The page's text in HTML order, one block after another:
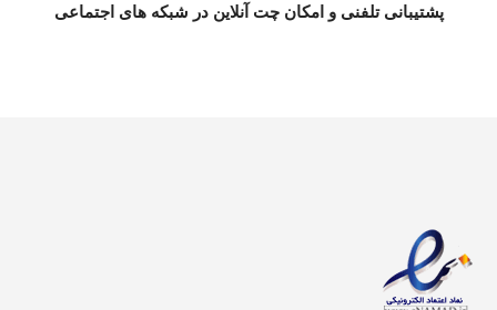
پشتیبانی تلفنی و امکان چت آنلاین در شبکه های اجتماعی